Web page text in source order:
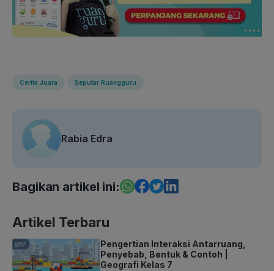
Cerita Juara Seputar Ruangguru
Rabia Edra
Bagikan artikel ini:
Artikel Terbaru
Pengertian Interaksi Antarruang,
Penyebab, Bentuk & Contoh |
Geografi Kelas 7